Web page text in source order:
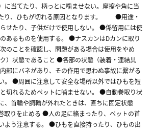
に当てたり、柄っとに噛ませない。摩擦や角に当
り、ひもが切れる原因となります。 ●用途・
せたり、子供だけで使用しない。 ●係留用には使
あるものを使用する。 ●ナスカンはDカンに取り
のことを確認し、問題がある場合は使用をやめ
）状態であること ●各部の状態（装着・連結具
部にバネがあり、その作用で思わぬ事故に繋がる
。 ●周囲に注意して安全な場所以外ではひもを短
切れるためペットに噛ませない。 ●自動巻取り状
、首輪や胴輪が外れたときは、直ちに固定状態
取りを止める ●人の足に絡まったり、ペットの首
よう注意する。 ●ひもを直接持ったり、ひもの出